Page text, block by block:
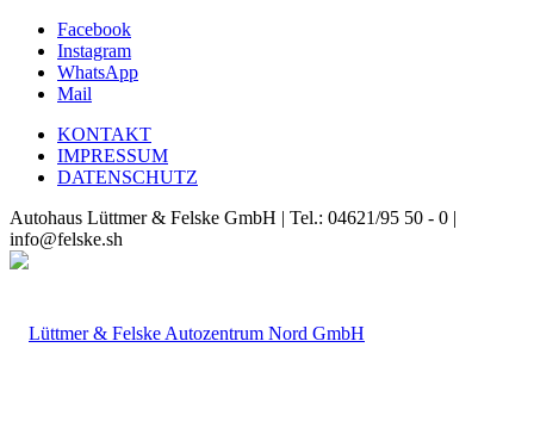
Facebook
Instagram
WhatsApp
Mail
KONTAKT
IMPRESSUM
DATENSCHUTZ
Autohaus Lüttmer & Felske GmbH | Tel.: 04621/95 50 - 0 |
info@felske.sh